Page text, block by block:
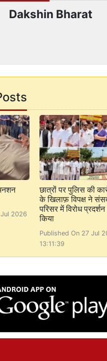
Dakshin Bharat
2026
छात्रों पर पुलिस की
के खिलाफ़ विपक्ष ने
परिसर में विरोध प्रदर्शन
किया
Published On 27 Jul
13:11:39